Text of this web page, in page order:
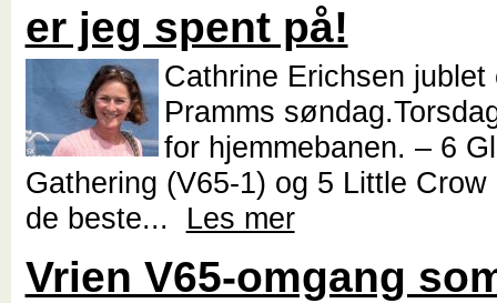
er jeg spent på!
Cathrine Erichsen jublet
Pramms
for hjemmebanen. – 6
Gathering (V65-1) og 5 Little Crow
de beste... Les mer
Vrien V65-omgang